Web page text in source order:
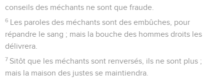
conseils des méchants ne sont que fraude.
6 Les paroles des méchants sont des embûches, pour
répandre le sang ; mais la bouche des hommes droits les
délivrera.
7 Sitôt que les méchants sont renversés, ils ne sont plus ;
mais la maison des justes se maintiendra.